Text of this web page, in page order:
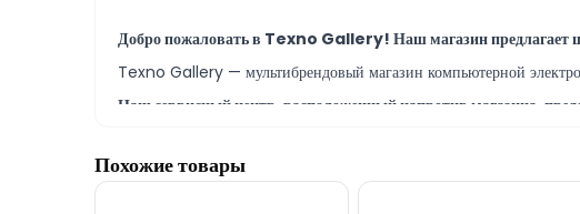
Добро пожаловать в Texno Gallery! Наш магазин предлагает
Texno Gallery — мультибрендовый магазин компьютерной
Наш сервисный центр, расположенный напротив магазина,
Модель Linkbasic 48-port CAT6 UTP Patch Panel PND48-
Похожие товары